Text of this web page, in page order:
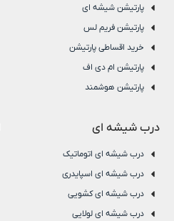
پارتیشن شیشه ای
پارتیشن فریم لس
خرید اقساطی پارتیشن
پارتیشن ام دی اف
پارتیشن هوشمند
درب شیشه ای
درب شیشه ای اتوماتیک
درب شیشه ای اسپایدری
درب شیشه ای کشویی
درب شیشه ای لولایی